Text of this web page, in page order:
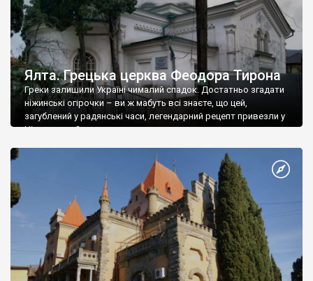
Ялта. Грецька церква Феодора Тирона
Греки залишили Україні чималий спадок. Достатньо згадати
ніжинські огірочки – ви ж мабуть всі знаєте, що цей,
загублений у радянські часи, легендарний рецепт привезли у
Ніжин греки?